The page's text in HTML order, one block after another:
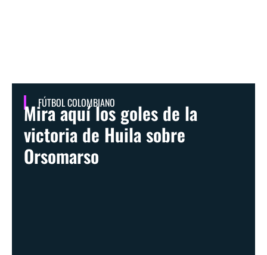
FÚTBOL COLOMBIANO
Mira aquí los goles de la
victoria de Huila sobre
Orsomarso